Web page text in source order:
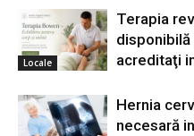
Locale
Terapia
disponibilă
acreditaţi
Hernia
necesară